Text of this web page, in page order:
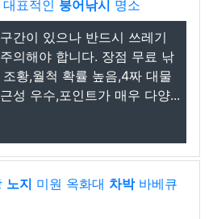
표적인 붕어낚시 명소
간이 있으나 반드시 쓰레기
의해야 합니다. 장점 무료 낚
황,월척 확률 높음,4짜 대물
성 우수,포인트가 매우 다양...
노지 미원 옥화대 차박바베큐